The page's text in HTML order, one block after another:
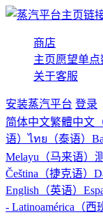
商店
主页愿望单
关于客服
安装蒸汽平台 登录
简体中文繁體中文
语）ไทย（泰语）
Melayu（马来语）
Čeština（捷克语）
English（英语）
- Latinoamérica（西